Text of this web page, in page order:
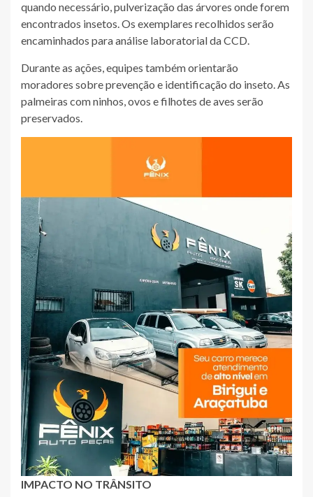
quando necessário, pulverização das árvores onde forem
encontrados insetos. Os exemplares recolhidos serão
encaminhados para análise laboratorial da CCD.
Durante as ações, equipes também orientarão
moradores sobre prevenção e identificação do inseto. As
palmeiras com ninhos, ovos e filhotes de aves serão
preservados.
IMPACTO NO TRÂNSITO